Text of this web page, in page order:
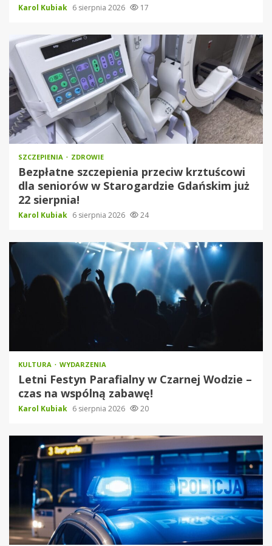
Karol Kubiak 6 sierpnia 2026 17
SZCZEPIENIA ZDROWIE
Bezpłatne szczepienia przeciw krztuścowi
dla seniorów w Starogardzie Gdańskim już
22 sierpnia!
Karol Kubiak 6 sierpnia 2026 24
KULTURA WYDARZENIA
Letni Festyn Parafialny w Czarnej Wodzie –
czas na wspólną zabawę!
Karol Kubiak 6 sierpnia 2026 20